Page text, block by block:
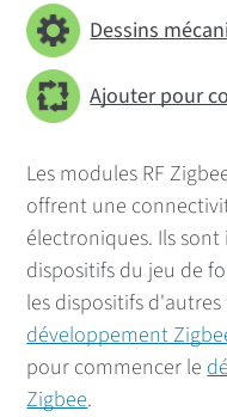
Les modules RF
offrent une
électroniques. Ils
dispositifs du jeu de
les dispositifs
développement
pour commencer le
Zigbee.
Dessins
Ajouter pour